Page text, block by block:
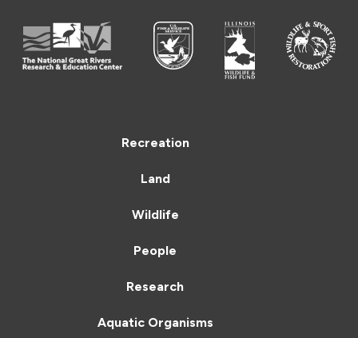
Recreation
Land
Wildlife
People
Research
Aquatic Organisms